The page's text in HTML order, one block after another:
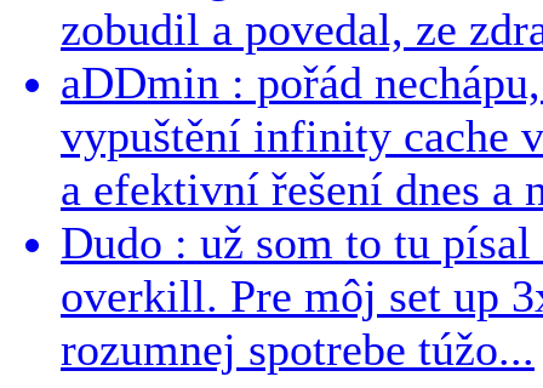
zobudil a povedal, ze
aDDmin : pořád
vypuštění infinity cache
a efektivní řešení dnes a
Dudo : už som to tu
overkill. Pre môj set up
rozumnej spotrebe túžo...